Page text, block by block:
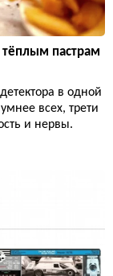
пастрам
в одной
всех, трети
и нервы.